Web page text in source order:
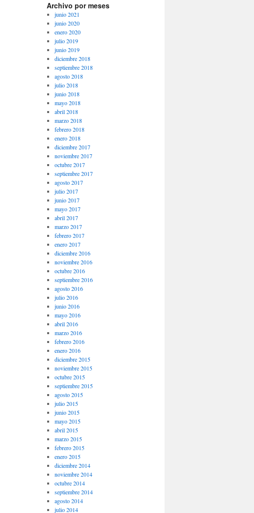
Archivo por meses
junio 2021
junio 2020
enero 2020
julio 2019
junio 2019
diciembre 2018
septiembre 2018
agosto 2018
julio 2018
junio 2018
mayo 2018
abril 2018
marzo 2018
febrero 2018
enero 2018
diciembre 2017
noviembre 2017
octubre 2017
septiembre 2017
agosto 2017
julio 2017
junio 2017
mayo 2017
abril 2017
marzo 2017
febrero 2017
enero 2017
diciembre 2016
noviembre 2016
octubre 2016
septiembre 2016
agosto 2016
julio 2016
junio 2016
mayo 2016
abril 2016
marzo 2016
febrero 2016
enero 2016
diciembre 2015
noviembre 2015
octubre 2015
septiembre 2015
agosto 2015
julio 2015
junio 2015
mayo 2015
abril 2015
marzo 2015
febrero 2015
enero 2015
diciembre 2014
noviembre 2014
octubre 2014
septiembre 2014
agosto 2014
julio 2014